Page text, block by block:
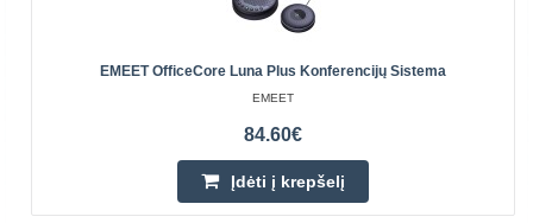
EMEET OfficeCore Luna Plus Konferencijų Sistema
EMEET
84.60€
Įdėti į krepšelį